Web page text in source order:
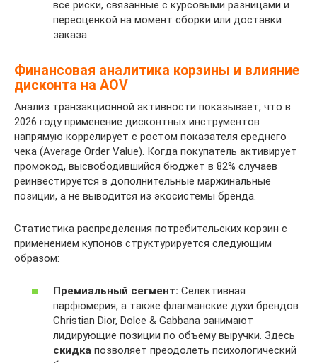
все риски, связанные с курсовыми разницами и
переоценкой на момент сборки или доставки
заказа.
Финансовая аналитика корзины и влияние
дисконта на AOV
Анализ транзакционной активности показывает, что в
2026 году применение дисконтных инструментов
напрямую коррелирует с ростом показателя среднего
чека (Average Order Value). Когда покупатель активирует
промокод, высвободившийся бюджет в 82% случаев
реинвестируется в дополнительные маржинальные
позиции, а не выводится из экосистемы бренда.
Статистика распределения потребительских корзин с
применением купонов структурируется следующим
образом:
Премиальный сегмент: Селективная
парфюмерия, а также флагманские духи брендов
Christian Dior, Dolce & Gabbana занимают
лидирующие позиции по объему выручки. Здесь
скидка позволяет преодолеть психологический